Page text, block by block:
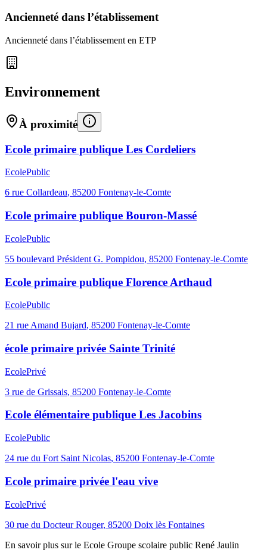
Ancienneté dans l’établissement
Ancienneté dans l’établissement en ETP
Environnement
À proximité
Ecole primaire publique Les Cordeliers
EcolePublic
6 rue Collardeau, 85200 Fontenay-le-Comte
Ecole primaire publique Bouron-Massé
EcolePublic
55 boulevard Président G. Pompidou, 85200 Fontenay-le-Comte
Ecole primaire publique Florence Arthaud
EcolePublic
21 rue Amand Bujard, 85200 Fontenay-le-Comte
école primaire privée Sainte Trinité
EcolePrivé
3 rue de Grissais, 85200 Fontenay-le-Comte
Ecole élémentaire publique Les Jacobins
EcolePublic
24 rue du Fort Saint Nicolas, 85200 Fontenay-le-Comte
Ecole primaire privée l'eau vive
EcolePrivé
30 rue du Docteur Rouger, 85200 Doix lès Fontaines
En savoir plus sur le Ecole Groupe scolaire public René Jaulin